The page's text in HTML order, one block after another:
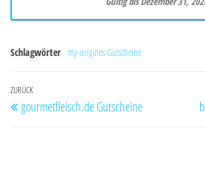
Schlagwörter my-origines Gutscheine
Beitragsnavigation
Vorheriger
Beitrag
ZURÜCK
gourmetfleisch.de Gutscheine